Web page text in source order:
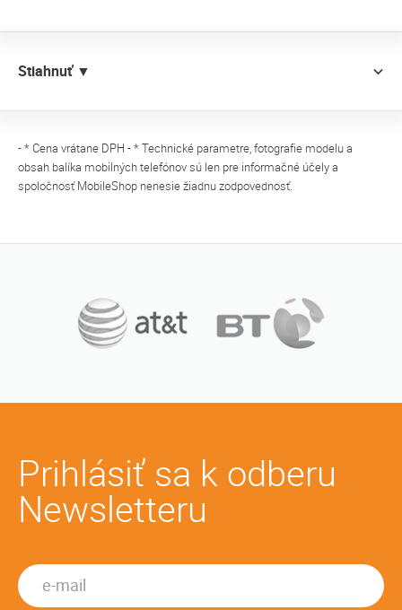
Stiahnuť ▼
- * Cena vrátane DPH - * Technické parametre, fotografie modelu a
obsah balíka mobilných telefónov sú len pre informačné účely a
spoločnosť MobileShop nenesie žiadnu zodpovednosť.
Prihlásiť sa k odberu
Newsletteru